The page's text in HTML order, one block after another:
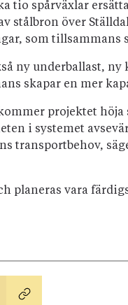
tio spårväxlar
stålbron över
som tillsammans
ny underballast,
skapar en mer
projektet
i systemet
transportbehov,
planeras vara